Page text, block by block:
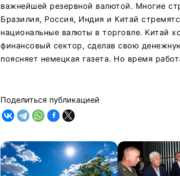
важнейшей резервной валютой. Многие
Бразилия, Россия, Индия и Китай
национальные валюты в торговле. Китай
финансовый сектор, сделав свою
поясняет немецкая газета. Но время
Поделиться публикацией